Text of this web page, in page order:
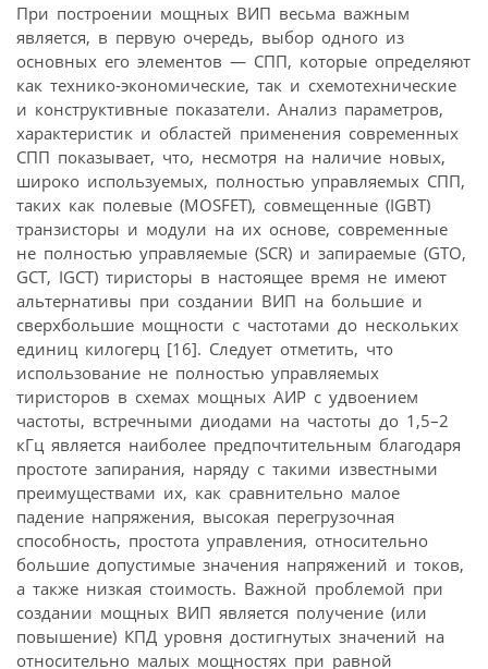
При построении мощных ВИП весьма важным
является, в первую очередь, выбор одного из
основных его элементов — СПП, которые определяют
как технико-экономические, так и схемотехнические
и конструктивные показатели. Анализ параметров,
характеристик и областей применения современных
СПП показывает, что, несмотря на наличие новых,
широко используемых, полностью управляемых СПП,
таких как полевые (MOSFET), совмещенные (IGBT)
транзисторы и модули на их основе, современные
не полностью управляемые (SCR) и запираемые (GTO,
GCT, IGCT) тиристоры в настоящее время не имеют
альтернативы при создании ВИП на большие и
сверхбольшие мощности с частотами до нескольких
единиц килогерц [16]. Следует отметить, что
использование не полностью управляемых
тиристоров в схемах мощных АИР с удвоением
частоты, встречными диодами на частоты до 1,5–2
кГц является наиболее предпочтительным благодаря
простоте запирания, наряду с такими известными
преимуществами их, как сравнительно малое
падение напряжения, высокая перегрузочная
способность, простота управления, относительно
большие допустимые значения напряжений и токов,
а также низкая стоимость. Важной проблемой при
создании мощных ВИП является получение (или
повышение) КПД уровня достигнутых значений на
относительно малых мощностях при равной